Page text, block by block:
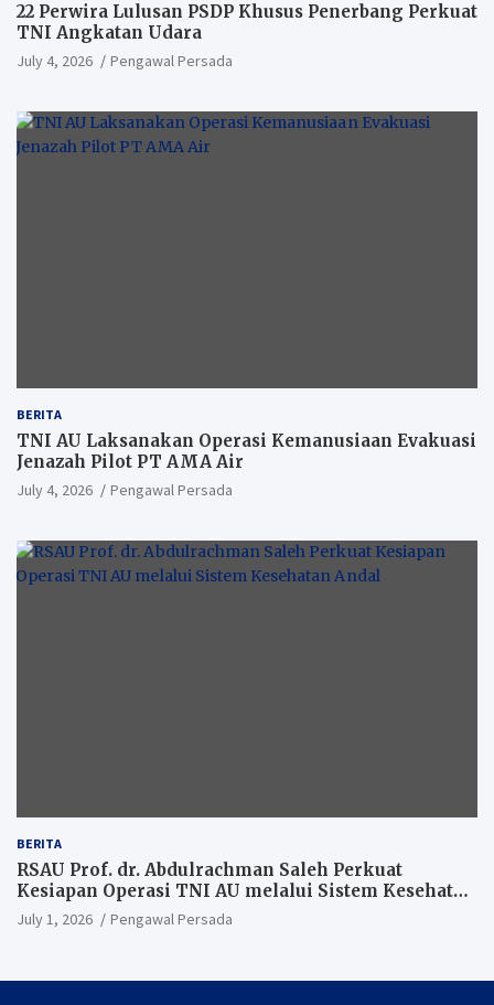
22 Perwira Lulusan PSDP Khusus Penerbang Perkuat
TNI Angkatan Udara
July 4, 2026 Pengawal Persada
BERITA
TNI AU Laksanakan Operasi Kemanusiaan Evakuasi
Jenazah Pilot PT AMA Air
July 4, 2026 Pengawal Persada
BERITA
RSAU Prof. dr. Abdulrachman Saleh Perkuat
Kesiapan Operasi TNI AU melalui Sistem Kesehatan
Andal
July 1, 2026 Pengawal Persada